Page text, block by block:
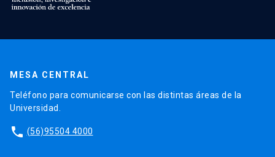
MESA CENTRAL
Teléfono para comunicarse con las distintas áreas de la
Universidad.
phone (56)95504 4000